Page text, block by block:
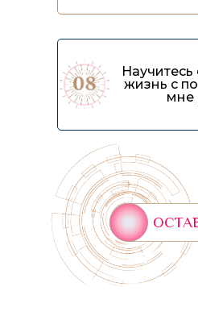
Научитесь
жизнь с
мне